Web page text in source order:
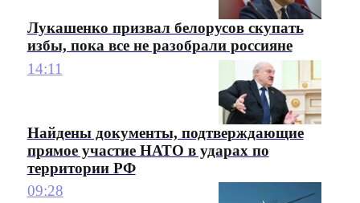
Лукашенко призвал белорусов скупать
избы, пока все не разобрали россияне
14:11
Найдены документы, подтверждающие
прямое участие НАТО в ударах по
территории РФ
09:28